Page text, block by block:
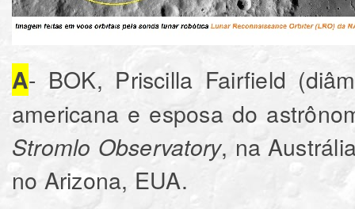
A- BOK, Priscilla Fairfield
americana e esposa do
Stromlo Observatory, na
no Arizona, EUA.